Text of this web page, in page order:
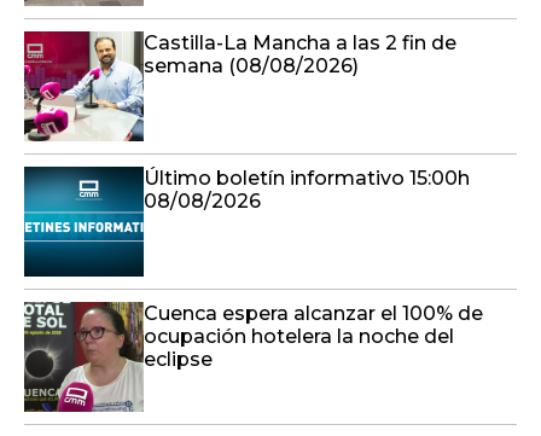
Castilla-La Mancha a las 2 fin de
semana (08/08/2026)
Último boletín informativo 15:00h
08/08/2026
Cuenca espera alcanzar el 100% de
ocupación hotelera la noche del
eclipse